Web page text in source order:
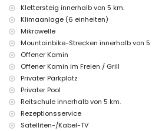
Staubsauger, Bügeleisen und Bügelbrett
Bettwäsche und Handtücher
Empfangsservice und 24-Stunden-
Fußbodenheizung und Klimaanlage
Einrichtungen und Dienstleistungen
Zusatzbett und Kinderbetten (auf
Unterhaltungs- und
Costa Blanca
Diskothek, Nachtclub, Bar, Promenade
Klettersteig innerhalb von 5 km.
Klimaanlage (6 einheiten)
Mikrowelle
Mountainbike-Strecken innerhalb von 5
Offener Kamin
Offener Kamin im Freien / Grill
Privater Parkplatz
Privater Pool
Reitschule innerhalb von 5 km.
Rezeptionsservice
Satelliten-/Kabel-TV